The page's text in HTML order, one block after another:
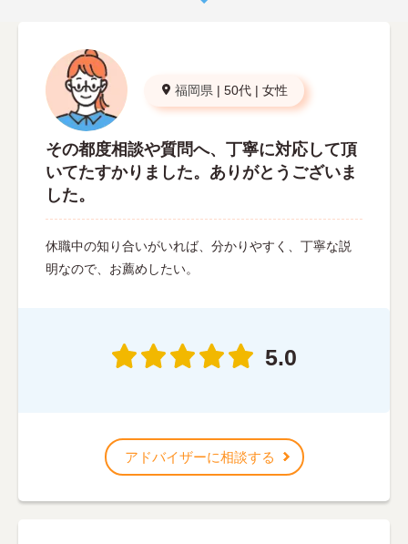
福岡県 | 50代 | 女性
その都度相談や質問へ、丁寧に対応して頂
いてたすかりました。ありがとうございま
した。
休職中の知り合いがいれば、分かりやすく、丁寧な説
明なので、お薦めしたい。
5.0
アドバイザーに相談する